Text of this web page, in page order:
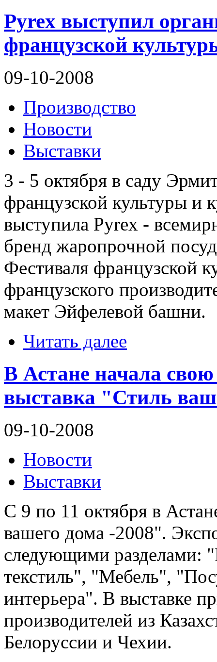
Pyrex выступил
французской
09-10-2008
Производство
Новости
Выставки
3 - 5 октября в саду
французской культуры и
выступила Pyrex -
бренд жаропрочной
Фестиваля французской
французского
макет Эйфелевой башни.
Читать далее
В Астане начала
выставка "Стиль
09-10-2008
Новости
Выставки
С 9 по 11 октября в
вашего дома -2008".
следующими разделами:
текстиль", "Мебель",
интерьера". В выставке
производителей из
Белоруссии и Чехии.